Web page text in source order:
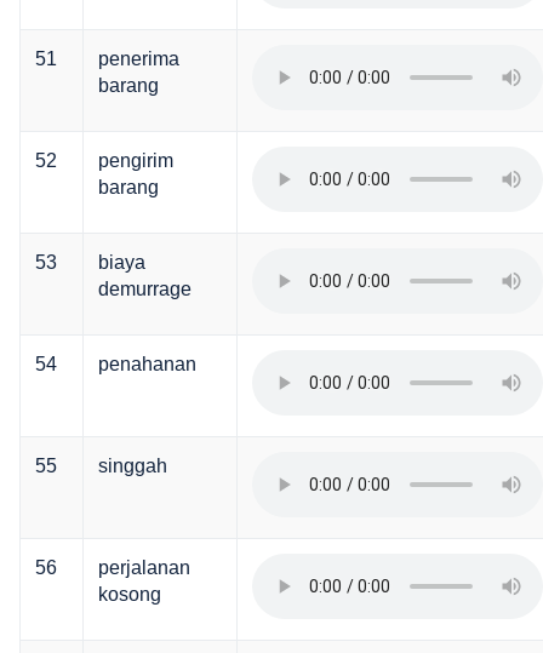
51
penerima
barang
52
pengirim
barang
53
biaya
demurrage
54 penahanan
55 singgah
56
perjalanan
kosong